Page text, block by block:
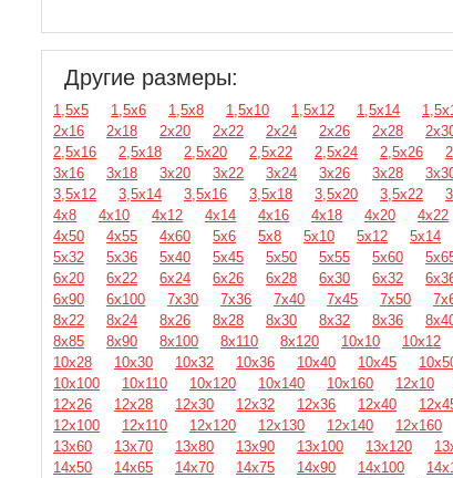
Другие размеры:
1,5х5 1,5х6 1,5х8 1,5х10 1,5х12 1,5х14
2х16
2х18 2х20 2х22 2х24 2х26 2х28
2,5х16
2,5х18 2,5х20 2,5х22 2,5х24 2,5х26
3х16
3х18 3х20 3х22 3х24 3х26 3х28
3,5х12
3,5х14 3,5х16 3,5х18 3,5х20 3,5х22
4х8
4х10 4х12 4х14 4х16 4х18 4х20 4х22
4х50
4х55 4х60 5х6 5х8 5х10 5х12 5х14
5х32
5х36 5х40 5х45 5х50 5х55 5х60
6х20
6х22 6х24 6х26 6х28 6х30 6х32
6х90
6х100 7х30 7х36 7х40 7х45 7х50
8х22
8х24 8х26 8х28 8х30 8х32 8х36
8х85
8х90 8х100 8х110 8х120 10х10 10х12
10х28
10х30 10х32 10х36 10х40 10х45
10х100
10х110 10х120 10х140 10х160 12х10
12х26
12х28 12х30 12х32 12х36 12х40
12х100
12х110 12х120 12х130 12х140 12х160
13х60
13х70 13х80 13х90 13х100 13х120
14х50
14х65 14х70 14х75 14х90 14х100